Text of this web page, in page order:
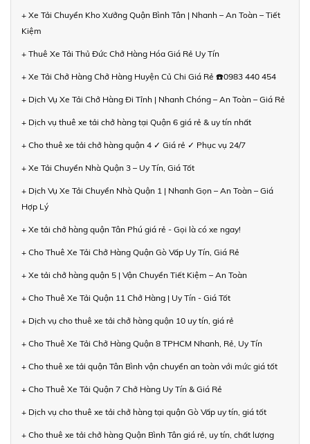
+ Xe Tải Chuyển Kho Xưởng Quận Bình Tân | Nhanh – An Toàn – Tiết
Kiệm
+ Thuê Xe Tải Thủ Đức Chở Hàng Hóa Giá Rẻ Uy Tín
+ Xe Tải Chở Hàng Chở Hàng Huyện Củ Chi Giá Rẻ ☎️0983 440 454
+ Dịch Vụ Xe Tải Chở Hàng Đi Tỉnh | Nhanh Chóng – An Toàn – Giá Rẻ
+ Dịch vụ thuê xe tải chở hàng tại Quận 6 giá rẻ & uy tín nhất
+ Cho thuê xe tải chở hàng quận 4 ✓ Giá rẻ ✓ Phục vụ 24/7
+ Xe Tải Chuyển Nhà Quận 3 – Uy Tín, Giá Tốt
+ Dịch Vụ Xe Tải Chuyển Nhà Quận 1 | Nhanh Gọn – An Toàn – Giá
Hợp Lý
+ Xe tải chở hàng quận Tân Phú giá rẻ - Gọi là có xe ngay!
+ Cho Thuê Xe Tải Chở Hàng Quận Gò Vấp Uy Tín, Giá Rẻ
+ Xe tải chở hàng quận 5 | Vận Chuyển Tiết Kiệm – An Toàn
+ Cho Thuê Xe Tải Quận 11 Chở Hàng | Uy Tín - Giá Tốt
+ Dịch vụ cho thuê xe tải chở hàng quận 10 uy tín, giá rẻ
+ Cho Thuê Xe Tải Chở Hàng Quận 8 TPHCM Nhanh, Rẻ, Uy Tín
+ Cho thuê xe tải quận Tân Bình vận chuyển an toàn với mức giá tốt
+ Cho Thuê Xe Tải Quận 7 Chở Hàng Uy Tín & Giá Rẻ
+ Dịch vụ cho thuê xe tải chở hàng tại quận Gò Vấp uy tín, giá tốt
+ Cho thuê xe tải chở hàng Quận Bình Tân giá rẻ, uy tín, chất lượng